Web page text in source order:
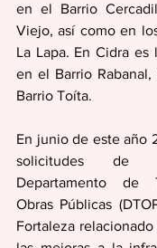
en el Barrio
Viejo, así como en
La Lapa. En Cidra es
en el Barrio
Barrio Toíta.
En junio de este año
solicitudes de
Departamento de
Obras Públicas
Fortaleza